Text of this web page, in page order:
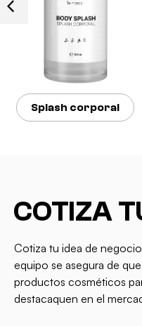
Splash corporal
COTIZA
Cotiza tu idea de
equipo se asegura de
productos cosméticos
destacaquen en el